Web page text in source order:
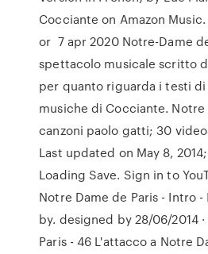
Cocciante on Amazon
or 7 apr 2020 Notre-Dame
spettacolo musicale scritto
per quanto riguarda i testi di
musiche di Cocciante.
canzoni paolo gatti; 30
Last updated on May 8,
Loading Save. Sign in to
Notre Dame de Paris - Intro
by. designed by 28/06/2014
Paris - 46 L'attacco a Notre